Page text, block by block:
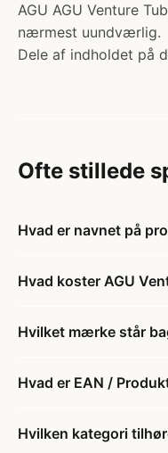
AGU AGU Venture
nærmest uundværlig.
Dele af indholdet på
Ofte stillede
Hvad er navnet på
Hvad koster AGU
Hvilket mærke står
Hvad er EAN /
Hvilken kategori